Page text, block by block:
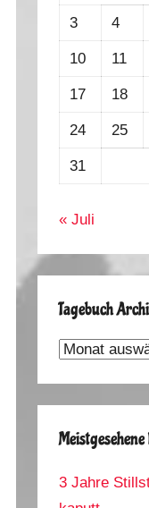
3 4
10 11
17 18
24 25
31
« Juli
Tagebuch
Tagebuch
3 Jahre